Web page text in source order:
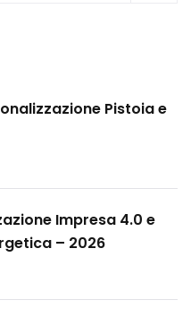
Pistoia e
Impresa 4.0 e
– 2026